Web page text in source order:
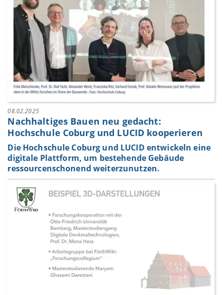
08.02.2025
Nachhaltiges Bauen neu gedacht:
Hochschule Coburg und LUCID kooperieren
Die Hochschule Coburg und LUCID entwickeln eine
digitale Plattform, um bestehende Gebäude
ressourcenschonend weiterzunutzen.